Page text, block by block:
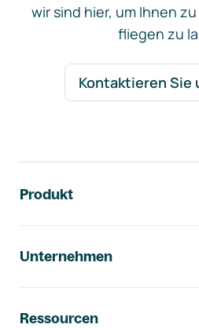
wir sind hier, um Ihnen
fliegen zu
Kontaktieren Sie
Produkt
Unternehmen
Ressourcen